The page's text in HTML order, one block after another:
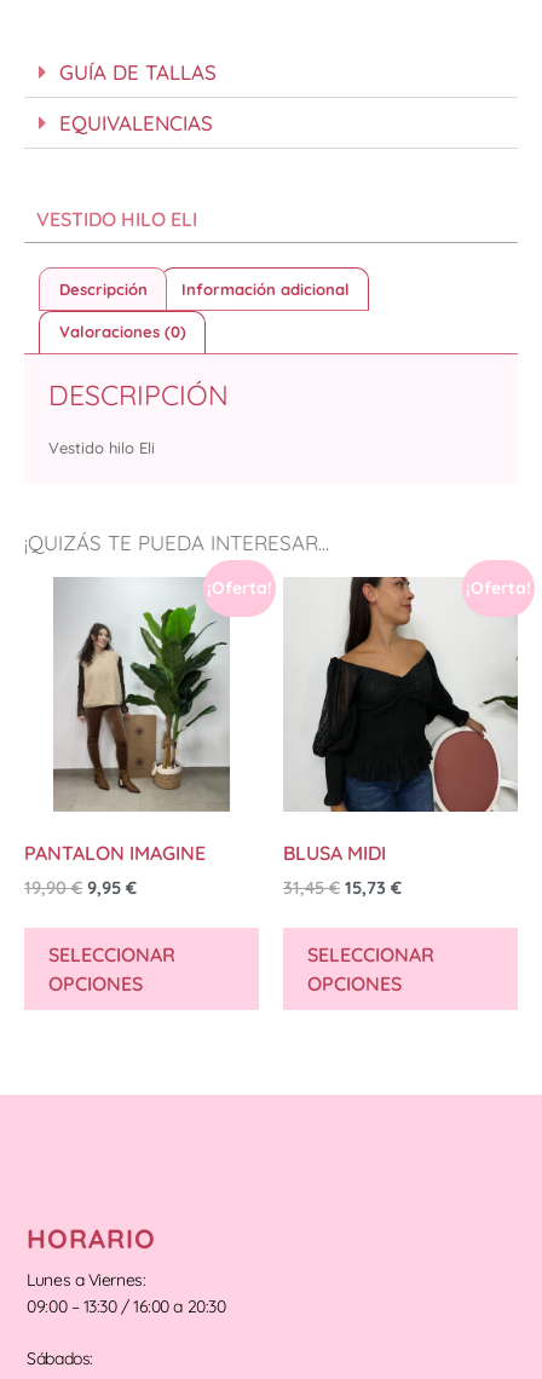
GUÍA DE TALLAS
EQUIVALENCIAS
¡QUIZÁS TE PUEDA INTERESAR...
¡Oferta!
PANTALON IMAGINE
19,90€ 9,95 €
SELECCIONAR
OPCIONES
¡Oferta!
BLUSA MIDI
31,45€ 15,73 €
SELECCIONAR
OPCIONES
VESTIDO HILO ELI
Descripción Información adicional
Valoraciones (0)
DESCRIPCIÓN
Vestido hilo Eli
HORARIO
Lunes a Viernes:
09:00 – 13:30 / 16:00 a 20:30
Sábados: